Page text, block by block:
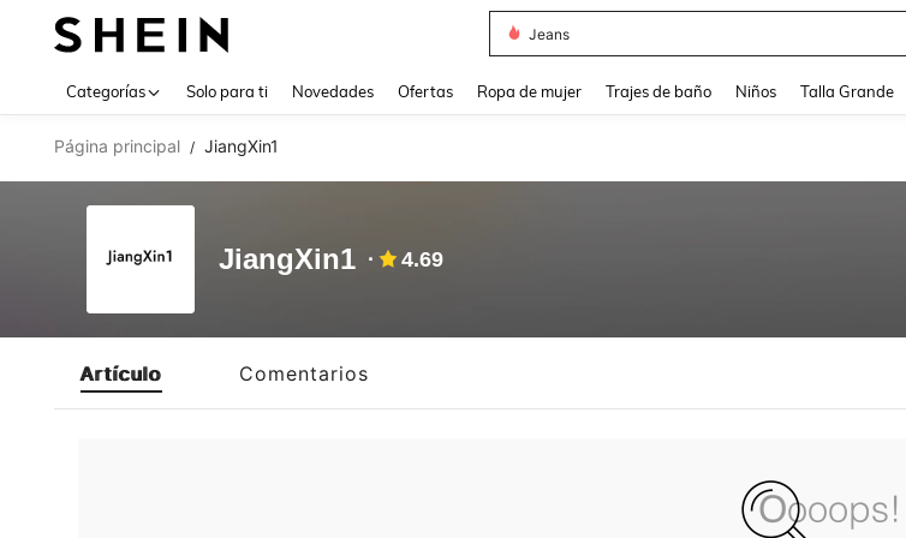
Jeans
Categorías Solo para ti Novedades Ofertas Ropa de mujer Trajes de baño Niños Talla Grande
Página principal / JiangXin1
JiangXin1 4.69
Artículo Comentarios